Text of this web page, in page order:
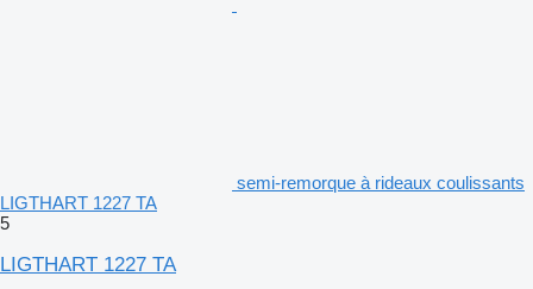
semi-remorque à rideaux coulissants
LIGTHART 1227 TA
5
LIGTHART 1227 TA